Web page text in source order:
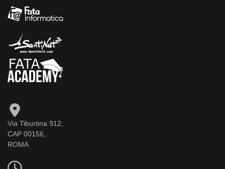
Via Tiburtina 912,
CAP 00156,
ROMA